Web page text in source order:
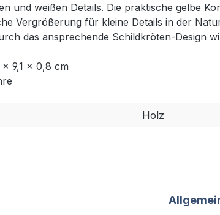
und weißen Details. Die praktische gelbe
Vergrößerung für kleine Details in der
das ansprechende Schildkröten-Design
9,1 × 0,8 cm
Holz